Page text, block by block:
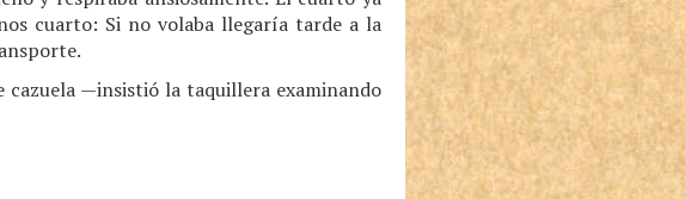
cuarto: Si no volaba llegaría tarde a la
cazuela —insistió la taquillera examinando